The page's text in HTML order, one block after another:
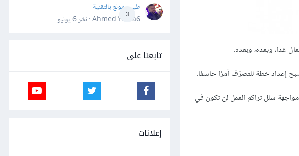
غدا، وبعده، وبعده.
إعداد خطة للتصرّف أمرًا حاسمًا.
شلل تراكم العمل لن تكون في
3
طبيب مولع بالتقنية
Ahmed Yahia6 · نشر
6 يوليو
تابعنا على
إعلانات